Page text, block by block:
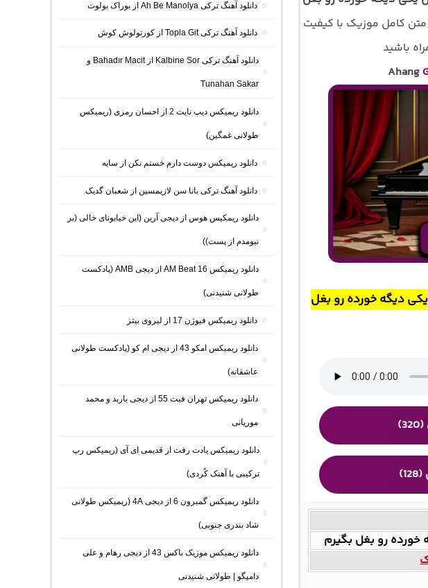
متن کامل موزیک با کیفیت
باشید
Ahang
دیگه خورده رو بغل
رو بغل بگیرم
دانلود آهنگ ترکی Ah Be Manolya از بوراک بولوت
دانلود آهنگ ترکی Topla Git از کورتولوش کوش
دانلود آهنگ ترکی Kalbine Sor از Bahadır Macit و
Tunahan Sakar
دانلود ریمیکس دیپ نایت 2 از احسان رمزی (ریمیکس
طولانی غمگین)
دانلود ریمیکس دوست دارم خستم نکن از سایه
دانلود آهنگ ترکی بانا سن لازیمسین از شعبان گدیک
دانلود ریمکیس هوس از دیجی آرین (این خیابونای خالی (بر
نیومدم از پست))
دانلود ریمیکس AM Beat 16 از دیجی AMB (پادکست
طولانی شنیدنی)
دانلود ریمیکس فیوژن 17 از لیروی بیتز
دانلود ریمیکس امکو 43 از دیجی ام کو (پادکست طولانی
عاشقانه)
دانلود ریمیکس تهران فیت 55 از دیجی باربد و محمد
موریانی
دانلود ریمیکس یادت رفت از قدیمی ای آی (ریمیکس رپ
ترکیبی با آهنک کُردی)
دانلود ریمیکس گمبرون 6 از دیجی 4A (ریمیکس طولانی
شاد بندری جنوبی)
دانلود ریمیکس موزیک باکس 43 از دیجی رهام و علی
دامیگو | طولانی شنیدنی